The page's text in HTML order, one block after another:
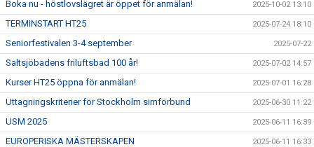
Boka nu - höstlovslägret är öppet för anmälan! 2025-10-02 13:10
TERMINSTART HT25 2025-07-24 18:10
Seniorfestivalen 3-4 september 2025-07-22
Saltsjöbadens friluftsbad 100 år! 2025-07-02 14:57
Kurser HT25 öppna för anmälan! 2025-07-01 16:28
Uttagningskriterier för Stockholm simförbund 2025-06-30 11:22
USM 2025 2025-06-11 16:39
EUROPERISKA MÄSTERSKAPEN 2025-06-11 16:33